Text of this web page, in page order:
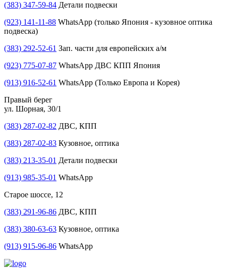
(383) 347-59-84 Детали подвески
(923) 141-11-88 WhatsApp (только Япония - кузовное оптика
подвеска)
(383) 292-52-61 Зап. части для европейских а/м
(923) 775-07-87 WhatsApp ДВС КПП Япония
(913) 916-52-61 WhatsApp (Только Европа и Корея)
Правый берег
ул. Шорная, 30/1
(383) 287-02-82 ДВС, КПП
(383) 287-02-83 Кузовное, оптика
(383) 213-35-01 Детали подвески
(913) 985-35-01 WhatsApp
Старое шоссе, 12
(383) 291-96-86 ДВС, КПП
(383) 380-63-63 Кузовное, оптика
(913) 915-96-86 WhatsApp